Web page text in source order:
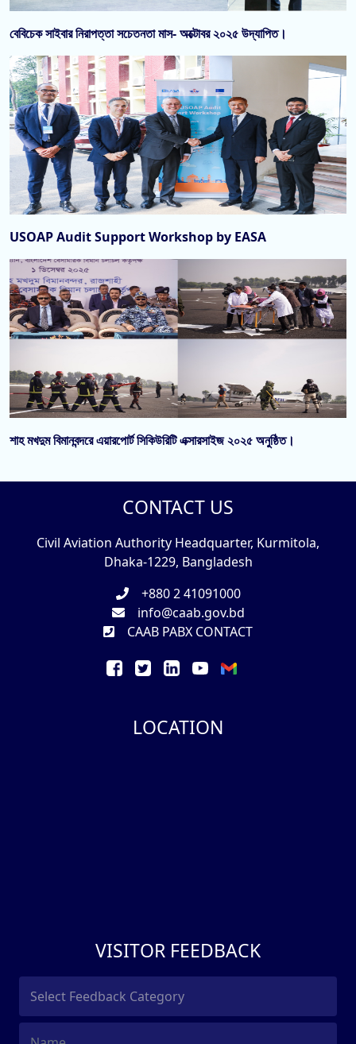
বেবিচেক সাইবার নিরাপত্তা সচেতনতা মাস- অক্টোবর ২০২৫ উদ্‌যাপিত।
USOAP Audit Support Workshop by EASA
শাহ মখদুম বিমানবন্দরে এয়ারপোর্ট সিকিউরিটি এক্সারসাইজ ২০২৫ অনুষ্ঠিত।
CONTACT US
Civil Aviation Authority Headquarter, Kurmitola,
Dhaka-1229, Bangladesh
+880 2 41091000
info@caab.gov.bd
CAAB PABX CONTACT
LOCATION
VISITOR FEEDBACK